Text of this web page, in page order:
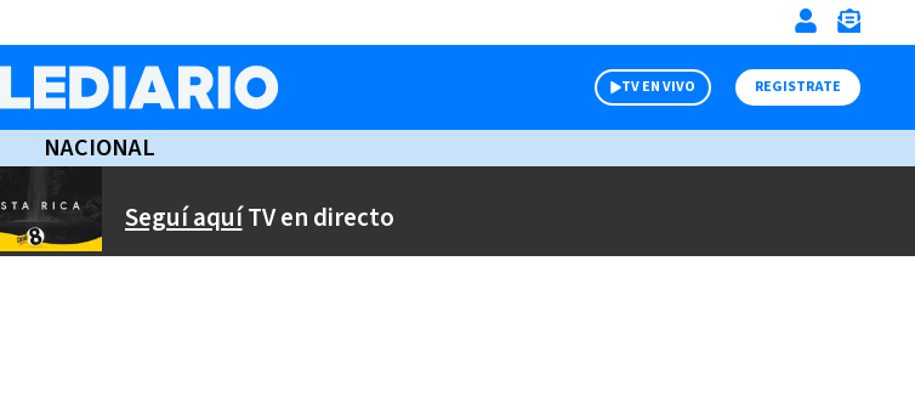
TV EN VIVO REGISTRATE
NACIONAL
Seguí aquíTV en directo